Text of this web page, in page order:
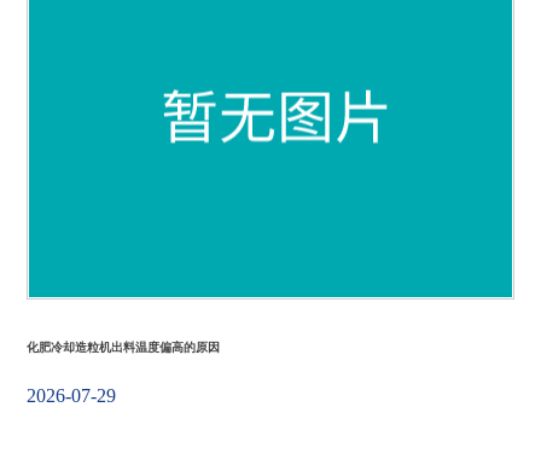
化肥冷却造粒机出料温度偏高的原因
2026-07-29